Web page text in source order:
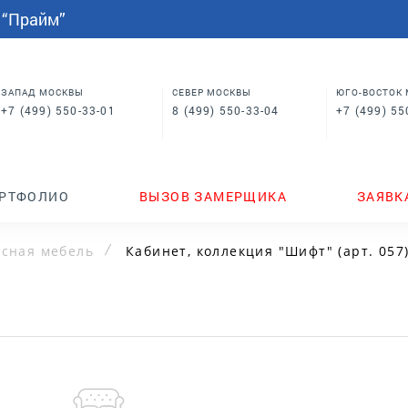
ЗАПАД МОСКВЫ
+7 (499) 550-33-01
СЕВЕР МОСКВЫ
8 (499) 550-33-04
ЮГО-ВОСТОК
+7 (499)
ВЫЗОВ ЗАМЕРЩИКА
Шкафы купе в спальню
Кровати для спальни
Столы
мебель Кабинет, коллекция "Шифт" (арт.